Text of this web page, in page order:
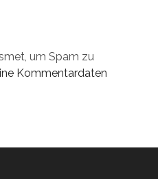
um Spam zu
Kommentardaten